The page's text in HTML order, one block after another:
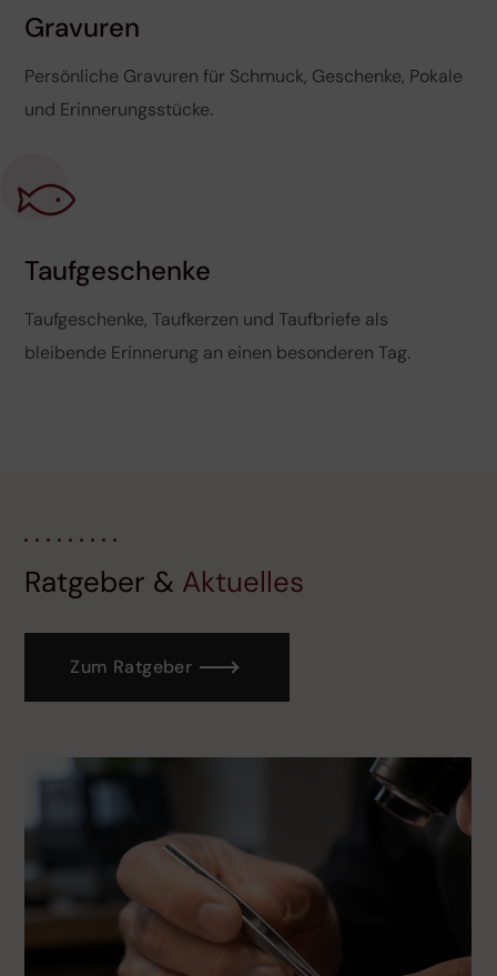
Gravuren
Persönliche Gravuren für Schmuck, Geschenke, Pokale
und Erinnerungsstücke.
Taufgeschenke
Taufgeschenke, Taufkerzen und Taufbriefe als
bleibende Erinnerung an einen besonderen Tag.
Ratgeber & Aktuelles
Zum Ratgeber